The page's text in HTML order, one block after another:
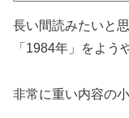
長い間読みたいと
「1984年」をよう
非常に重い内容の